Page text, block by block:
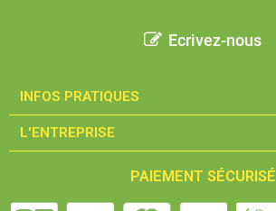
Ecrivez-nous
INFOS PRATIQUES​
L'ENTREPRISE​
PAIEMENT SÉCURISÉ